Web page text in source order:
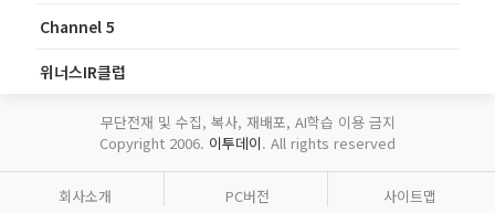
Channel 5
위너스IR클럽
무단전재 및 수집, 복사, 재배포, AI학습 이용 금지
Copyright 2006. 이투데이. All rights reserved
회사소개 PC버전 사이트맵